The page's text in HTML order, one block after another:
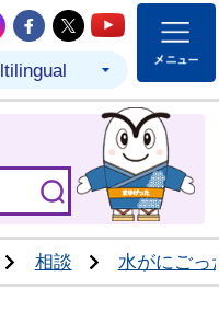
市公式LINE
結城市公式Instagram
結城市公式
結城市公式
結城市
相談 水がにごっ